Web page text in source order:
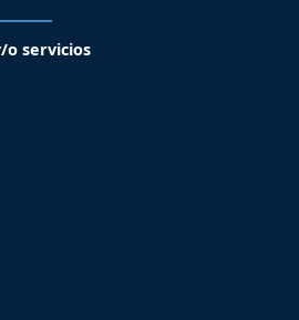
servicios